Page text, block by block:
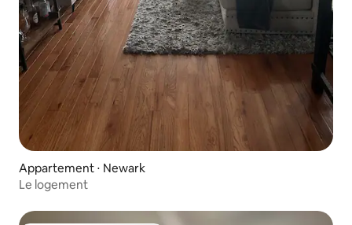
Appartement ⋅ Newark
Le logement